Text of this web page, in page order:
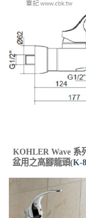
KOHLER Wave 系
盆用之高腳龍頭(K-